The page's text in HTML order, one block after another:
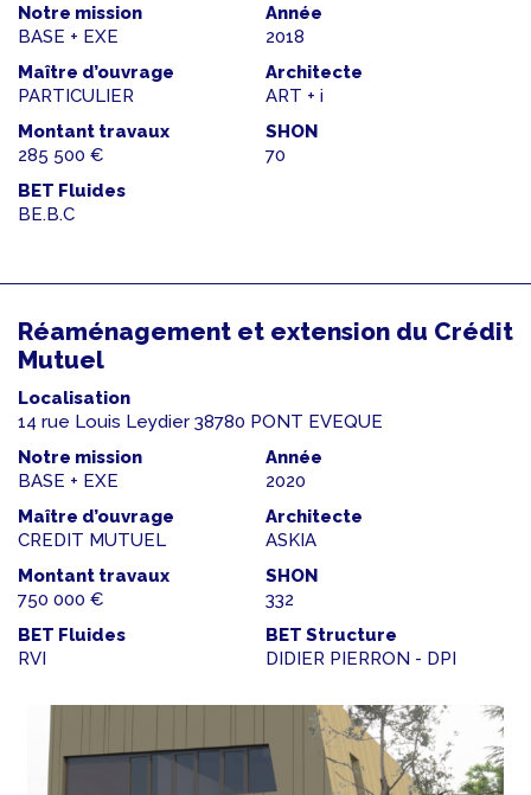
Notre mission
BASE + EXE
Année
2018
Maître d’ouvrage
PARTICULIER
Architecte
ART + i
Montant travaux
285 500 €
SHON
70
BET Fluides
BE.B.C
Réaménagement et extension du Crédit
Mutuel
Localisation
14 rue Louis Leydier 38780 PONT EVEQUE
Notre mission
BASE + EXE
Année
2020
Maître d’ouvrage
CREDIT MUTUEL
Architecte
ASKIA
Montant travaux
750 000 €
SHON
332
BET Fluides
RVI
BET Structure
DIDIER PIERRON - DPI